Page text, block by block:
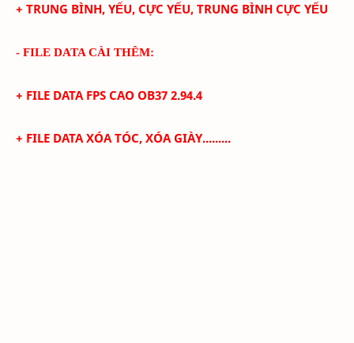
+ TRUNG BÌNH, YẾU, CỰC YẾU, TRUNG BÌNH CỰC YẾU
- FILE DATA CÀI THÊM:
+ FILE DATA FPS CAO OB37 2.94.4
+ FILE DATA XÓA TÓC, XÓA GIÀY.........